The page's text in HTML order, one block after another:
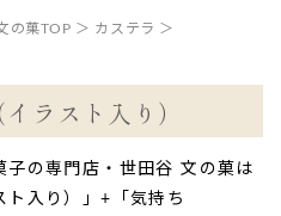
の菓TOP
カステラ
ラスト入り）
子の専門店・世田谷 文の菓は
ト入り）」+「気持ち